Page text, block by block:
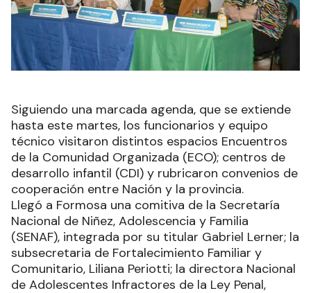
Siguiendo una marcada agenda, que se extiende
hasta este martes, los funcionarios y equipo
técnico visitaron distintos espacios Encuentros
de la Comunidad Organizada (ECO); centros de
desarrollo infantil (CDI) y rubricaron convenios de
cooperación entre Nación y la provincia.
Llegó a Formosa una comitiva de la Secretaría
Nacional de Niñez, Adolescencia y Familia
(SENAF), integrada por su titular Gabriel Lerner; la
subsecretaria de Fortalecimiento Familiar y
Comunitario, Liliana Periotti; la directora Nacional
de Adolescentes Infractores de la Ley Penal,